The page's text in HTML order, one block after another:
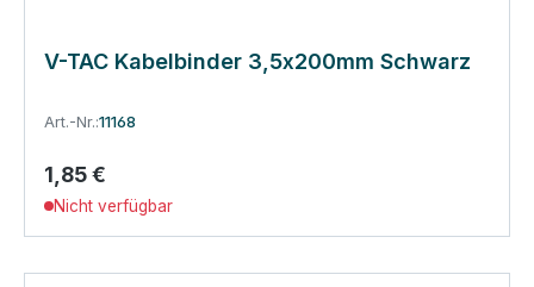
V-TAC Kabelbinder 3,5x200mm Schwarz
Art.-Nr.:11168
Regulärer Preis:
1,85 €
Nicht verfügbar